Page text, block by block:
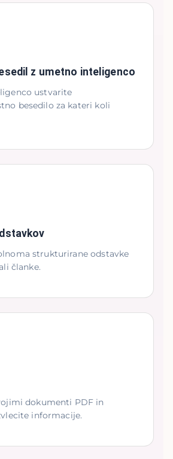
z umetno inteligenco
ustvarite
besedilo za kateri koli
strukturirane odstavke
članke.
dokumenti PDF in
informacije.